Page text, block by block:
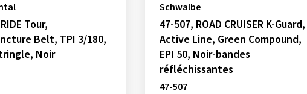
Tour,
Belt, TPI 3/180,
Noir
Schwalbe
47-507, ROAD CRUISER K-Guard,
Active Line, Green Compound,
EPI 50, Noir-bandes
réfléchissantes
47-507